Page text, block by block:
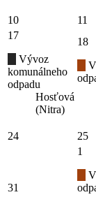
10 11
17
Vývoz
komunálneho
odpadu
Hosťová
(Nitra)
18
24 25
31
1